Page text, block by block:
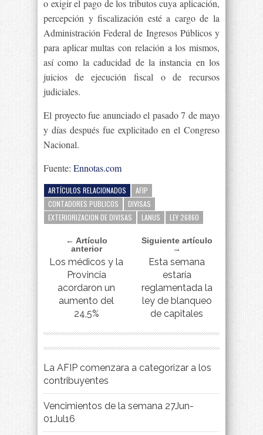
o exigir el pago de los tributos cuya aplicación,
percepción y fiscalización esté a cargo de la
Administración Federal de Ingresos Públicos y
para aplicar multas con relación a los mismos,
así como la caducidad de la instancia en los
juicios de ejecución fiscal o de recursos
judiciales.
El proyecto fue anunciado el pasado 7 de mayo
y días después fue explicitado en el Congreso
Nacional.
Fuente: Ennotas.com
ARTÍCULOS RELACIONADOS
AFIP
CONTADORES PUBLICOS
DIVISAS
EXTERIORIZACION DE DIVISAS
LANUS LEY 26860
← Artículo
anterior
Los médicos y la
Provincia
acordaron un
aumento del
24,5%
Siguiente artículo
→
Esta semana
estaría
reglamentada la
ley de blanqueo
de capitales
La AFIP comenzara a categorizar a los
contribuyentes
Vencimientos de la semana 27Jun-
01Jul16